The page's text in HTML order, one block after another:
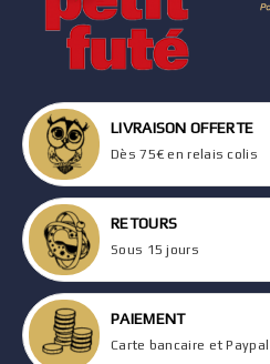
LIVRAISON OFFERTE
Dès 75€ en relais colis
RETOURS
Sous 15 jours
PAIEMENT
Carte bancaire et Paypal